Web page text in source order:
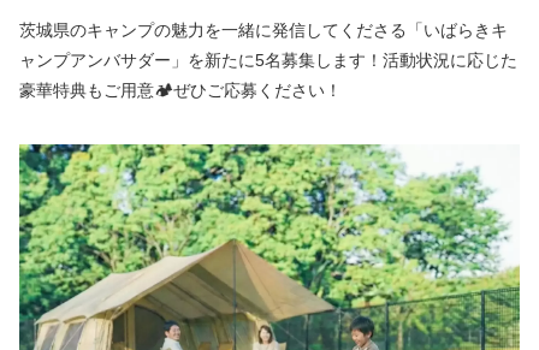
茨城県のキャンプの魅力を一緒に発信してくださる「いばらきキ
ャンプアンバサダー」を新たに5名募集します！活動状況に応じた
豪華特典もご用意🏕️ぜひご応募ください！